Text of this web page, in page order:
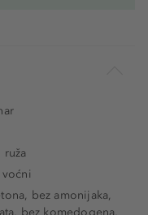
ruža
bez amonijaka,